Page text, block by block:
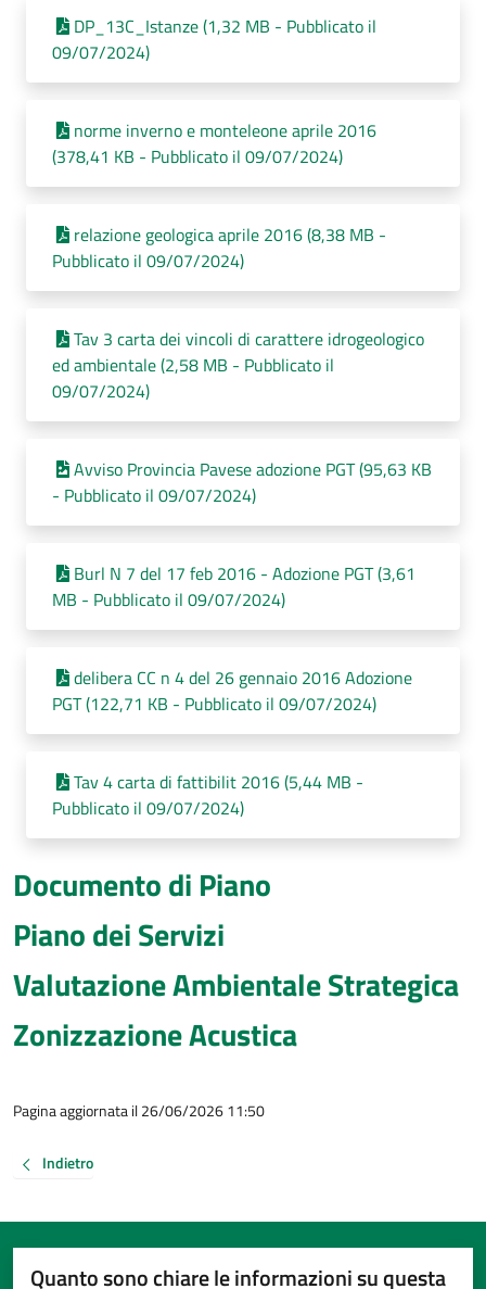
DP_13C_Istanze (1,32 MB - Pubblicato il
09/07/2024)
norme inverno e monteleone aprile 2016
(378,41 KB - Pubblicato il 09/07/2024)
relazione geologica aprile 2016 (8,38 MB -
Pubblicato il 09/07/2024)
Tav 3 carta dei vincoli di carattere idrogeologico
ed ambientale (2,58 MB - Pubblicato il
09/07/2024)
Avviso Provincia Pavese adozione PGT (95,63 KB
- Pubblicato il 09/07/2024)
Burl N 7 del 17 feb 2016 - Adozione PGT (3,61
MB - Pubblicato il 09/07/2024)
delibera CC n 4 del 26 gennaio 2016 Adozione
PGT (122,71 KB - Pubblicato il 09/07/2024)
Tav 4 carta di fattibilit 2016 (5,44 MB -
Pubblicato il 09/07/2024)
Documento di Piano
Piano dei Servizi
Valutazione Ambientale Strategica
Zonizzazione Acustica
Pagina aggiornata il 26/06/2026 11:50
Indietro
Quanto sono chiare le informazioni su questa